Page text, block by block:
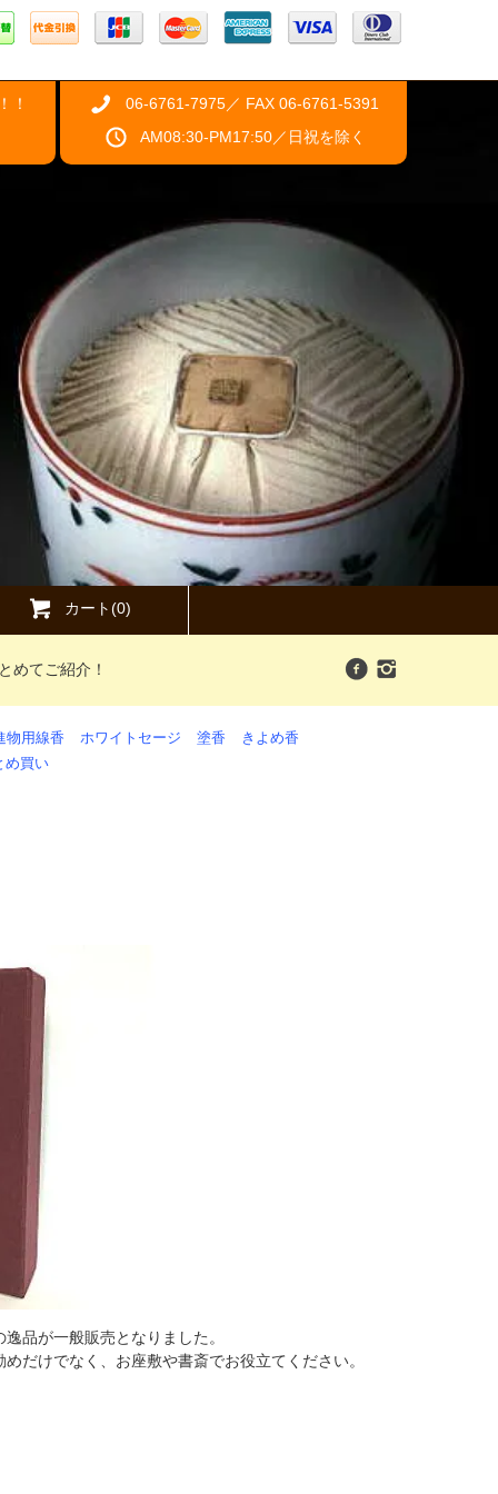
！
06-6761-7975／ FAX 06-6761-5391
AM08:30-PM17:50／日祝を除く
カート(0)
めてご紹介！
物用線香 ホワイトセージ 塗香
きよめ香
め買い
品が一般販売となりました。
だけでなく、お座敷や書斎でお役立てください。